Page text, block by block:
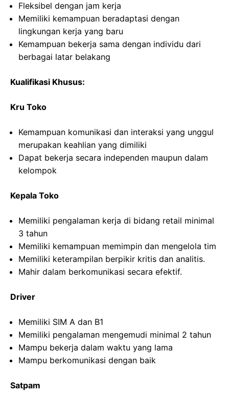
Fleksibel dengan jam kerja
Memiliki kemampuan beradaptasi dengan
lingkungan kerja yang baru
Kemampuan bekerja sama dengan individu dari
berbagai latar belakang
Kualifikasi Khusus:
Kru Toko
Kemampuan komunikasi dan interaksi yang unggul
merupakan keahlian yang dimiliki
Dapat bekerja secara independen maupun dalam
kelompok
Kepala Toko
Memiliki pengalaman kerja di bidang retail minimal
3 tahun
Memiliki kemampuan memimpin dan mengelola tim
Memiliki keterampilan berpikir kritis dan analitis.
Mahir dalam berkomunikasi secara efektif.
Driver
Memiliki SIM A dan B1
Memiliki pengalaman mengemudi minimal 2 tahun
Mampu bekerja dalam waktu yang lama
Mampu berkomunikasi dengan baik
Satpam